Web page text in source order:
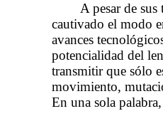
A pesar de sus
cautivado el modo
avances
potencialidad del
transmitir que sólo
movimiento,
En una sola